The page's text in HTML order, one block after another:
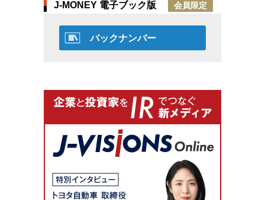
J-MONEY 電子ブック版 会員限定
バックナンバー